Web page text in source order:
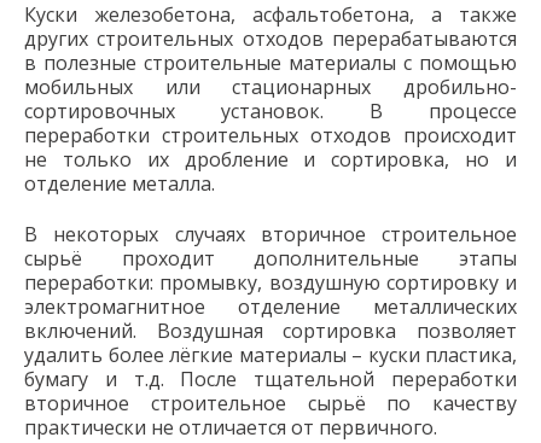
Куски железобетона, асфальтобетона, а также
других строительных отходов перерабатываются
в полезные строительные материалы с помощью
мобильных или стационарных дробильно-
сортировочных установок. В процессе
переработки строительных отходов происходит
не только их дробление и сортировка, но и
отделение металла.
В некоторых случаях вторичное строительное
сырьё проходит дополнительные этапы
переработки: промывку, воздушную сортировку и
электромагнитное отделение металлических
включений. Воздушная сортировка позволяет
удалить более лёгкие материалы – куски пластика,
бумагу и т.д. После тщательной переработки
вторичное строительное сырьё по качеству
практически не отличается от первичного.